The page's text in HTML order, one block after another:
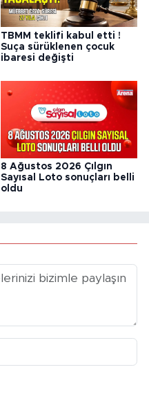
TBMM teklifi kabul etti !
Suça sürüklenen çocuk
ibaresi değişti
8 Ağustos 2026 Çılgın
Sayısal Loto sonuçları belli
oldu